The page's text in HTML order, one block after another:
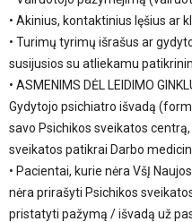
• Akinius, kontaktinius lęšius ar
• Turimų tyrimų išrašus ar
susijusios su atliekamu
• ASMENIMS DĖL LEIDIMO
Gydytojo psichiatro išvadą
savo Psichikos sveikatos
sveikatos patikrai Darbo
• Pacientai, kurie nėra VšĮ
nėra prirašyti Psichikos
pristatyti pažymą / išvadą už